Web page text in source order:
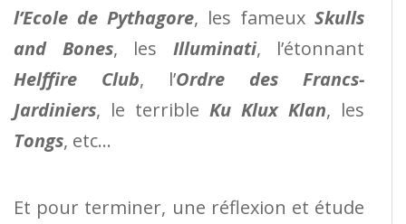
l’Ecole de Pythagore, les fameux Skulls
and Bones, les Illuminati, l’étonnant
Helffire Club, l’Ordre des Francs-
Jardiniers, le terrible Ku Klux Klan, les
Tongs, etc…
Et pour terminer, une réflexion et étude